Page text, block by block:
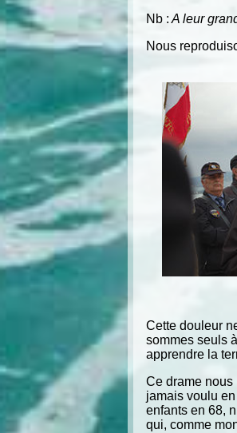
Nb : A leur
Nous
Cette douleur
sommes seuls
apprendre la
Ce drame nous
jamais voulu
enfants en 68,
qui, comme